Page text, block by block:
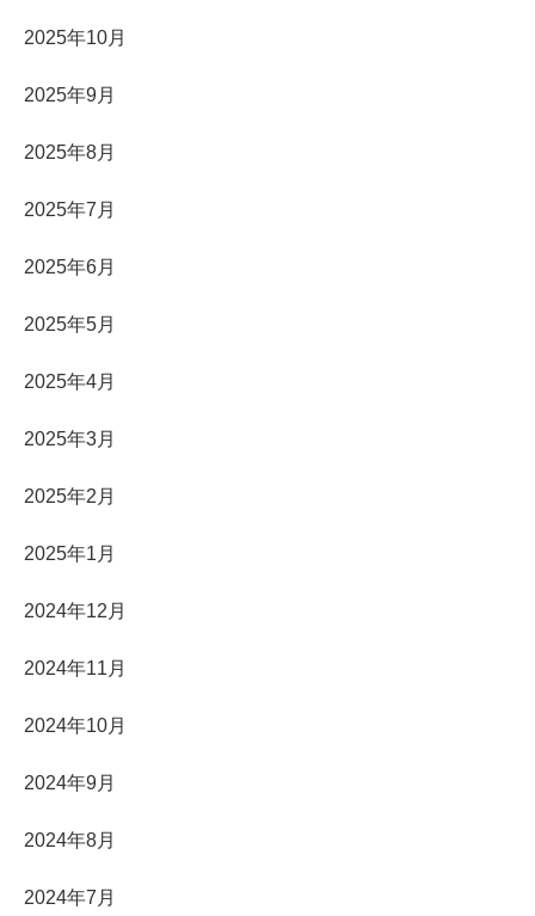
2025年10月
2025年9月
2025年8月
2025年7月
2025年6月
2025年5月
2025年4月
2025年3月
2025年2月
2025年1月
2024年12月
2024年11月
2024年10月
2024年9月
2024年8月
2024年7月